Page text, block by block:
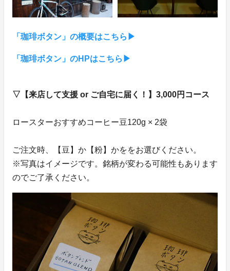
「珈琲ボタン」の概要はこちら▶︎
「珈琲ボタン」のHPはこちら▶︎
▽【来店して支援 or ご自宅に届く！】3,000円コース
ロースターおすすめコーヒー豆120g × 2袋
ご注文時、【豆】か【粉】かををお選びください。
※写真はイメージです。銘柄が変わる可能性もあります
のでご了承ください。